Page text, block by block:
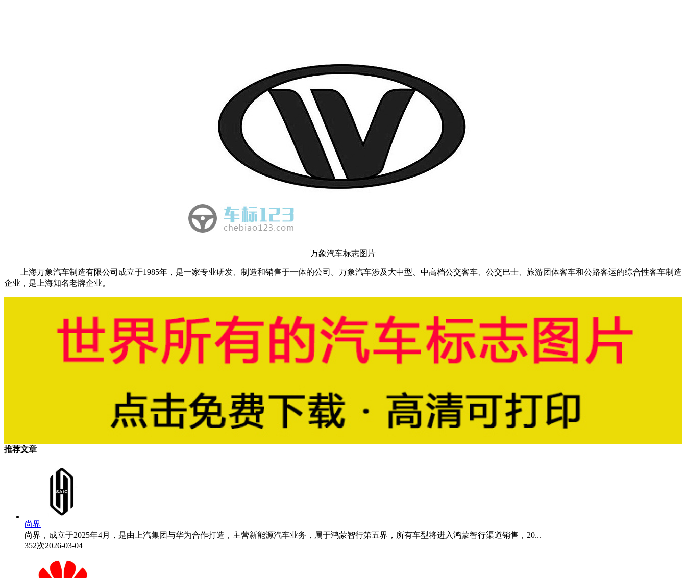
万象汽车标志图片
上海万象汽车制造有限公司成立于1985年，是一家专业研发、制造和销售于一体的公司。万象汽车涉及大中型、中高档公交客车、公交巴士、旅游团体客车和公路客运的综合性客车制造
企业，是上海知名老牌企业。
推荐文章
尚界
尚界，成立于2025年4月，是由上汽集团与华为合作打造，主营新能源汽车业务，属于鸿蒙智行第五界，所有车型将进入鸿蒙智行渠道销售，20...
352次2026-03-04